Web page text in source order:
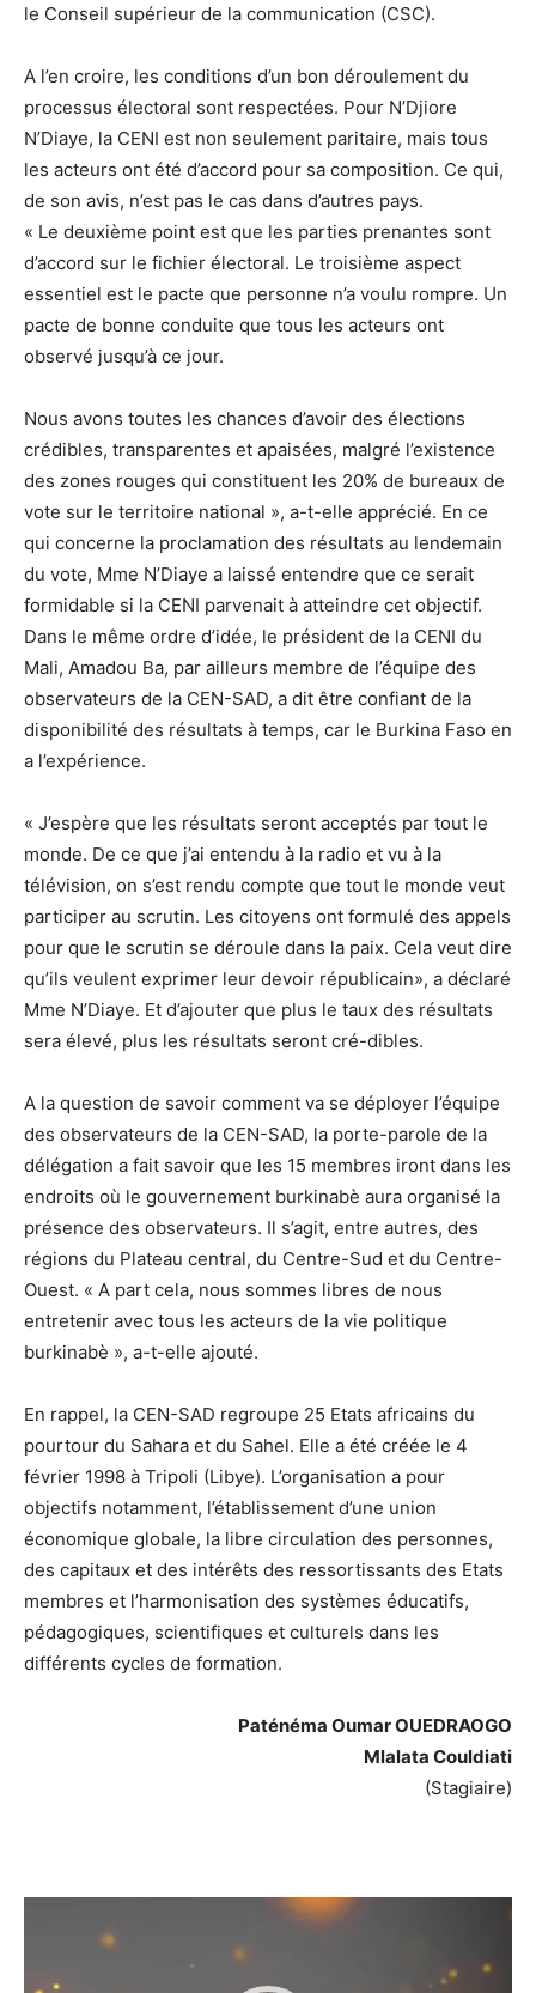
le Conseil supérieur de la communication (CSC).
A l’en croire, les conditions d’un bon déroulement du
processus électoral sont respectées. Pour N’Djiore
N’Diaye, la CENI est non seulement paritaire, mais tous
les acteurs ont été d’accord pour sa composition. Ce qui,
de son avis, n’est pas le cas dans d’autres pays.
« Le deuxième point est que les parties prenantes sont
d’accord sur le fichier électoral. Le troisième aspect
essentiel est le pacte que personne n’a voulu rompre. Un
pacte de bonne conduite que tous les acteurs ont
observé jusqu’à ce jour.
Nous avons toutes les chances d’avoir des élections
crédibles, transparentes et apaisées, malgré l’existence
des zones rouges qui constituent les 20% de bureaux de
vote sur le territoire national », a-t-elle apprécié. En ce
qui concerne la proclamation des résultats au lendemain
du vote, Mme N’Diaye a laissé entendre que ce serait
formidable si la CENI parvenait à atteindre cet objectif.
Dans le même ordre d’idée, le président de la CENI du
Mali, Amadou Ba, par ailleurs membre de l’équipe des
observateurs de la CEN-SAD, a dit être confiant de la
disponibilité des résultats à temps, car le Burkina Faso en
a l’expérience.
« J’espère que les résultats seront acceptés par tout le
monde. De ce que j’ai entendu à la radio et vu à la
télévision, on s’est rendu compte que tout le monde veut
participer au scrutin. Les citoyens ont formulé des appels
pour que le scrutin se déroule dans la paix. Cela veut dire
qu’ils veulent exprimer leur devoir républicain», a déclaré
Mme N’Diaye. Et d’ajouter que plus le taux des résultats
sera élevé, plus les résultats seront cré-dibles.
A la question de savoir comment va se déployer l’équipe
des observateurs de la CEN-SAD, la porte-parole de la
délégation a fait savoir que les 15 membres iront dans les
endroits où le gouvernement burkinabè aura organisé la
présence des observateurs. Il s’agit, entre autres, des
régions du Plateau central, du Centre-Sud et du Centre-
Ouest. « A part cela, nous sommes libres de nous
entretenir avec tous les acteurs de la vie politique
burkinabè », a-t-elle ajouté.
En rappel, la CEN-SAD regroupe 25 Etats africains du
pourtour du Sahara et du Sahel. Elle a été créée le 4
février 1998 à Tripoli (Libye). L’organisation a pour
objectifs notamment, l’établissement d’une union
économique globale, la libre circulation des personnes,
des capitaux et des intérêts des ressortissants des Etats
membres et l’harmonisation des systèmes éducatifs,
pédagogiques, scientifiques et culturels dans les
différents cycles de formation.
Paténéma Oumar OUEDRAOGO
Mlalata Couldiati
(Stagiaire)
Lecteur